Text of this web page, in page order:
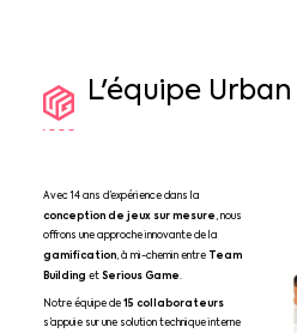
L'équipe Urban
Avec 14 ans d’expérience dans la
conception de jeux sur mesure, nous
offrons une approche innovante de la
gamification, à mi-chemin entre Team
Building etSerious Game.
Notre équipe de15 collaborateurs
s’appuie sur une solution technique interne